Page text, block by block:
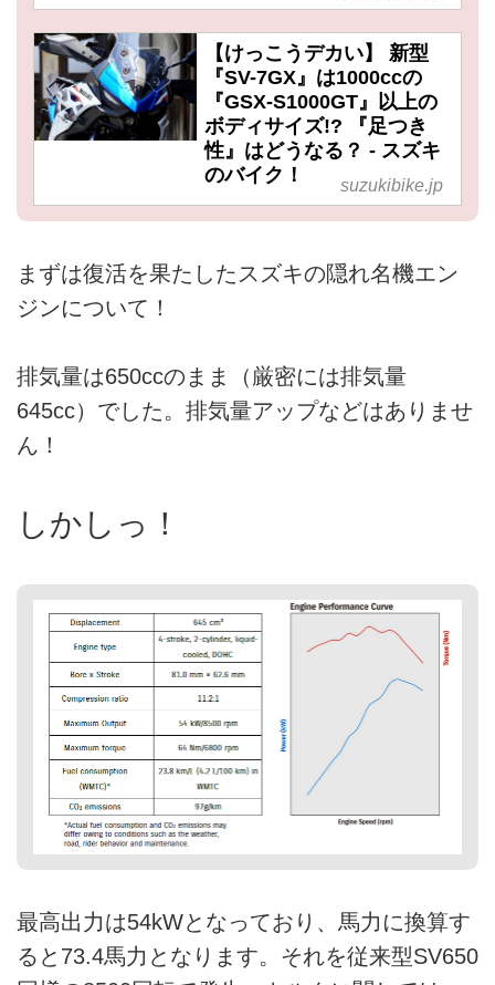
【けっこうデカい】 新型
『SV-7GX』は1000ccの
『GSX-S1000GT』以上の
ボディサイズ!? 『足つき
性』はどうなる？ - スズキ
のバイク！
suzukibike.jp
まずは復活を果たしたスズキの隠れ名機エン
ジンについて！
排気量は650ccのまま（厳密には排気量
645cc）でした。排気量アップなどはありませ
ん！
しかしっ！
最高出力は54kWとなっており、馬力に換算す
ると73.4馬力となります。それを従来型SV650